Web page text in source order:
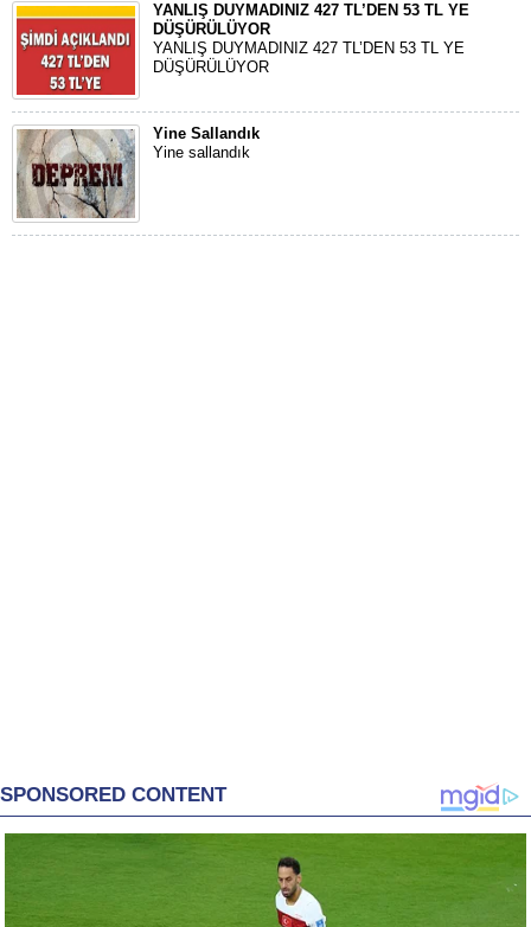
YANLIŞ DUYMADINIZ 427 TL’DEN 53 TL YE
DÜŞÜRÜLÜYOR
YANLIŞ DUYMADINIZ 427 TL’DEN 53 TL YE
DÜŞÜRÜLÜYOR
Yine Sallandık
Yine sallandık